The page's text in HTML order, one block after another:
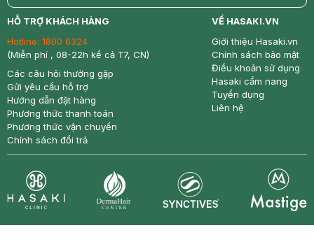
return nowfree price
HỖ TRỢ KHÁCH HÀNG
Hotline: 1800 6324
(Miễn phí , 08-22h kể cả T7, CN)
Các câu hỏi thường gặp
Gửi yêu cầu hỗ trợ
Hướng dẫn đặt hàng
Phương thức thanh toán
Phương thức vận chuyển
Chính sách đổi trả
VỀ HASAKI.VN
Giới thiệu Hasaki.vn
Chính sách bảo mật
Điều khoản sử dụng
Hasaki cẩm nang
Tuyển dụng
Liên hệ